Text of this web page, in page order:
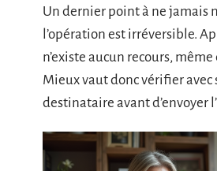
Un dernier point à ne jamais
l’opération est irréversible.
n’existe aucun recours, même
Mieux vaut donc vérifier avec
destinataire avant d’envoyer